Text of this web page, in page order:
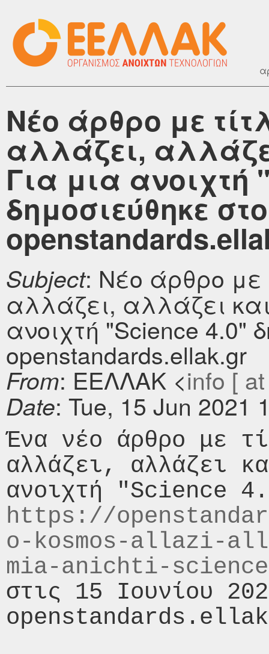
Νέο άρθρο με
αλλάζει,
Για μια ανοιχτή
δημοσιεύθηκε στο
Subject: Νέο άρθρο με
αλλάζει, αλλάζει
ανοιχτή "Science 4.0"
openstandards.ellak.gr
From: ΕΕΛΛΑΚ <info [
Date: Tue, 15 Jun 2021
Ένα νέο άρθρο με
αλλάζει, αλλάζει
https://
o-kosmos-allazi-
mia-anichti-
στις 15 Ιουνίου